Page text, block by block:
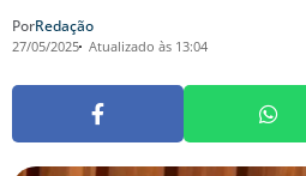
PorRedação
27/05/2025 Atualizado às 13:04